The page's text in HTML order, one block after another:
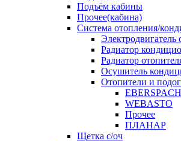
Подъём кабины
Прочее(кабина)
Система отопления/
Электродвигатель
Радиатор
Радиатор
Осушитель
Отопители и
WEBASTO
Прочее
ПЛАНАР
Щетка с/оч